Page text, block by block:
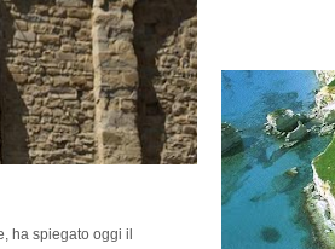
ha spiegato oggi il